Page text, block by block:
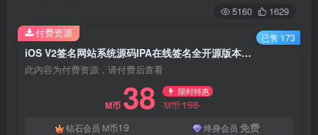
5160 1629
iOS V2签名网站系统源码IPA在线签名全开源版本亲测
此内容为付费资源，请付费后查看
M币 38 限时特惠
M币198
钻石会员 M币19 终身会员 免费
付费资源 已售 173